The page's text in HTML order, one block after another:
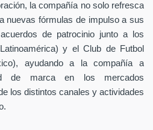
la compañía no solo refresca
nuevas fórmulas de impulso a sus
de patrocinio junto a los
y el Club de Futbol
ayudando a la compañía a
de marca en los mercados
los distintos canales y actividades